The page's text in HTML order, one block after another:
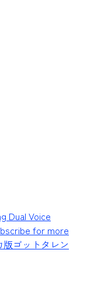
Dual Voice
for more
版ゴットタレン